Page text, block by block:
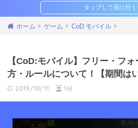
ホーム ゲーム CoD:モバイル
【CoD:モバイル】フリー・フ
方・ルールについて！【期間は
2019/10/11 1分